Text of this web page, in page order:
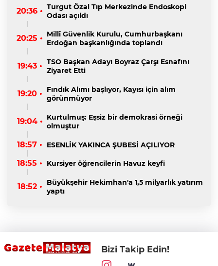
20:36 • Turgut Özal Tıp Merkezinde Endoskopi
Odası açıldı
20:25 • Millî Güvenlik Kurulu, Cumhurbaşkanı
Erdoğan başkanlığında toplandı
19:43 • TSO Başkan Adayı Boyraz Çarşı Esnafını
Ziyaret Etti
19:20 •
Fındık Alımı başlıyor, Kayısı için alım
görünmüyor
19:04 • Kurtulmuş: Eşsiz bir demokrasi örneği
olmuştur
18:57 • ESENLİK YAKINCA ŞUBESİ AÇILIYOR
18:55 • Kursiyer öğrencilerin Havuz keyfi
18:52 •
Büyükşehir Hekimhan'a 1,5 milyarlık yatırım
yaptı
Bizi Takip Edin!